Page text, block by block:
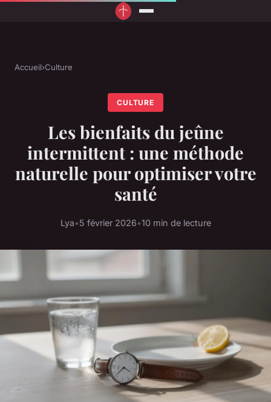
Accueil›Culture
CULTURE
Les bienfaits du jeûne
intermittent : une méthode
naturelle pour optimiser votre
santé
Lya•5 février 2026•10 min de lecture